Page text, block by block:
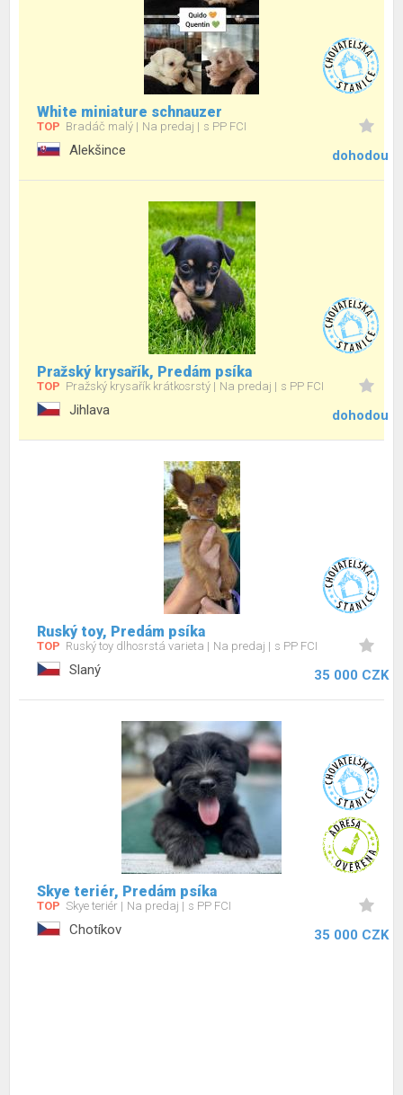
White miniature schnauzer
TOP Bradáč malý Na predaj s PP FCI
Alekšince dohodou
Pražský krysařík, Predám psíka
TOP Pražský krysařík krátkosrstý Na predaj s PP FCI
Jihlava dohodou
Ruský toy, Predám psíka
TOP Ruský toy dlhosrstá varieta Na predaj s PP FCI
Slaný 35 000 CZK
Skye teriér, Predám psíka
TOP Skye teriér Na predaj s PP FCI
Chotíkov 35 000 CZK